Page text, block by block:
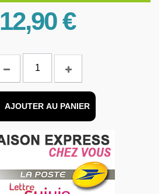
12,90 €
AJOUTER AU PANIER